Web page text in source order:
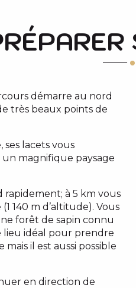
démarre au nord
très beaux points de
lacets vous
magnifique paysage
à 5 km vous
140 m d’altitude). Vous
forêt de sapin connu
lieu idéal pour prendre
il est aussi possible
en direction de